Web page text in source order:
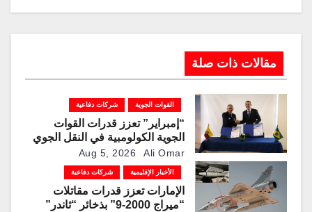
مقالات ذات صلة
القوات الجوية شركات دفاعية
“إمبراير” تعزز قدرات القوات
الجوية الكولومبية في النقل الجوي
والتزوّد بالوقود جوًا من خلال
تزويدها بطائرتي “كيه سي-390
ميلينيوم”
Aug 5, 2026 Ali Omar
الأخبار الإقليمية شركات دفاعية
الإمارات تعزز قدرات مقاتلات
“ميراج 2000-9” بذخائر “ثاندر”